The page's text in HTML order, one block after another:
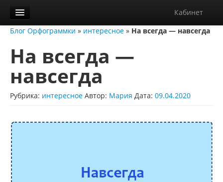
Кабинет
Орфограммка
Библиотека
Блог
О нас
Блог Орфограммки » интересное » На всегда — навсегда
На всегда —
навсегда
Рубрика: интересное Автор: Мария Дата: 09.04.2020